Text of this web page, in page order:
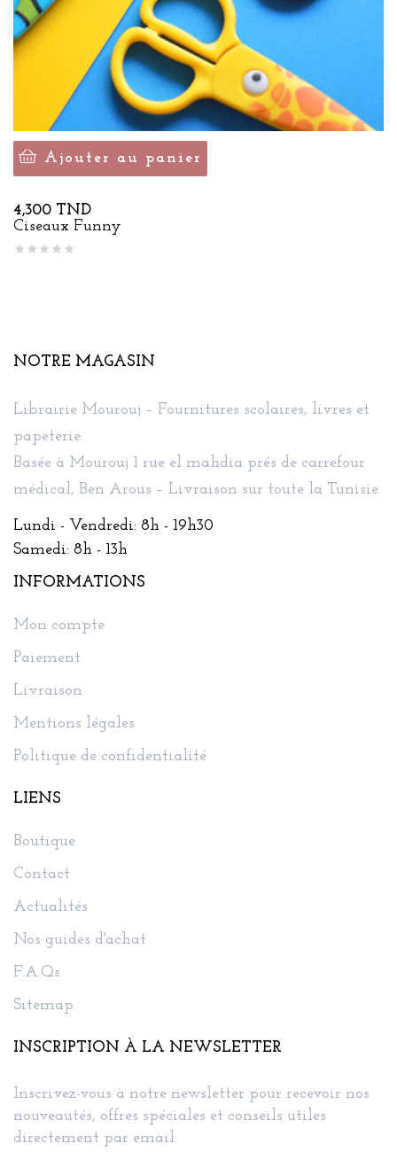
Ajouter au panier
Prix
4,300 TND
Ciseaux Funny
NOTRE MAGASIN
Librairie Mourouj – Fournitures scolaires, livres et
papeterie.
Basée à Mourouj 1 rue el mahdia prés de carrefour
médical, Ben Arous – Livraison sur toute la Tunisie.
Lundi - Vendredi: 8h - 19h30
Samedi: 8h - 13h
INFORMATIONS
Mon compte
Paiement
Livraison
Mentions légales
Politique de confidentialité
LIENS
Boutique
Contact
Actualités
Nos guides d'achat
F.A.Qs
Sitemap
INSCRIPTION À LA NEWSLETTER
Inscrivez-vous à notre newsletter pour recevoir nos
nouveautés, offres spéciales et conseils utiles
directement par email.